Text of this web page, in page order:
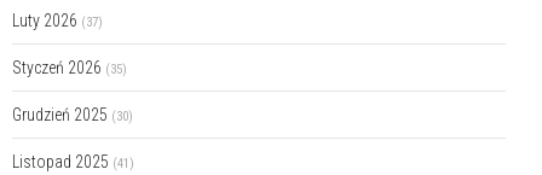
Luty 2026 (37)
Styczeń 2026 (35)
Grudzień 2025 (30)
Listopad 2025 (41)